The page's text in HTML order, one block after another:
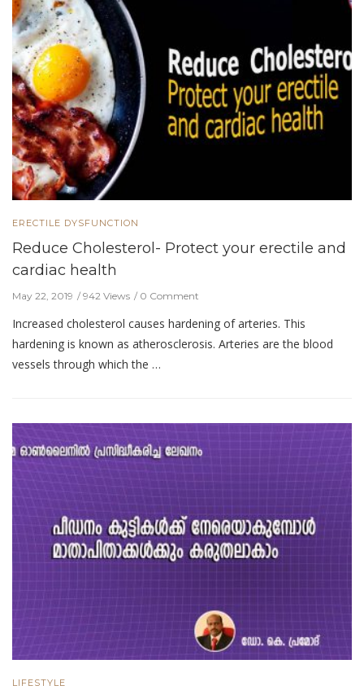
ERECTILE DYSFUNCTION
Reduce Cholesterol- Protect your erectile and
cardiac health
May 22, 2019 942 Views 0 Comment
Increased cholesterol causes hardening of arteries. This
hardening is known as atherosclerosis. Arteries are the blood
vessels through which the …
LIFESTYLE